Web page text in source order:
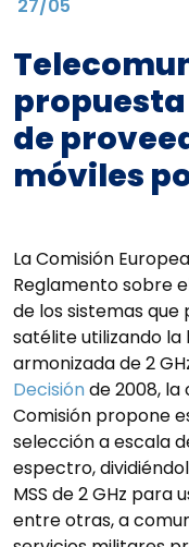
27/05
de
móviles
La Comisión
Reglamento sobre
de los sistemas
satélite utilizando
armonizada de 2
Decisiónde 2008, la
Comisión propone
selección a escala
espectro,
MSS de 2 GHz para
entre otras, a